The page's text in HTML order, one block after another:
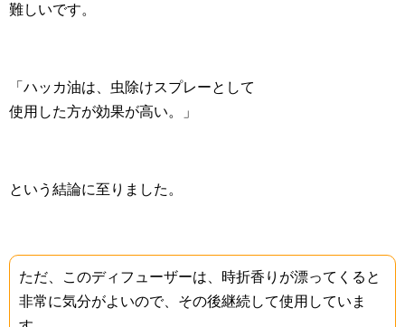
難しいです。
「ハッカ油は、虫除けスプレーとして
使用した方が効果が高い。」
という結論に至りました。
ただ、このディフューザーは、時折香りが漂ってくると
非常に気分がよいので、その後継続して使用していま